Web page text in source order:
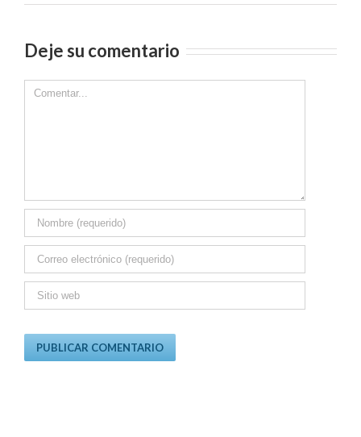
Deje su comentario
Comment